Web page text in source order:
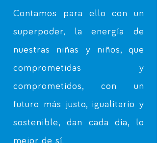
Contamos para ello con un
superpoder, la energía de
nuestras niñas y niños, que
comprometidas y
comprometidos, con un
futuro más justo, igualitario y
sostenible, dan cada día, lo
mejor de sí.